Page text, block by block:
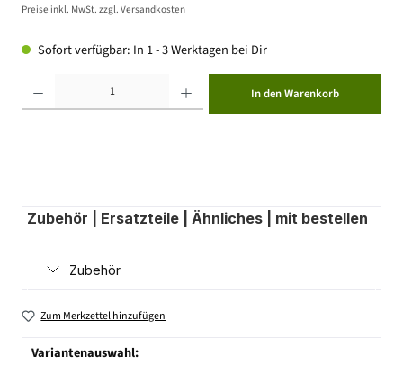
Preise inkl. MwSt. zzgl. Versandkosten
Sofort verfügbar: In 1 - 3 Werktagen bei Dir
In den Warenkorb
Zubehör | Ersatzteile | Ähnliches | mit bestellen
Zubehör
Zum Merkzettel hinzufügen
Variantenauswahl: